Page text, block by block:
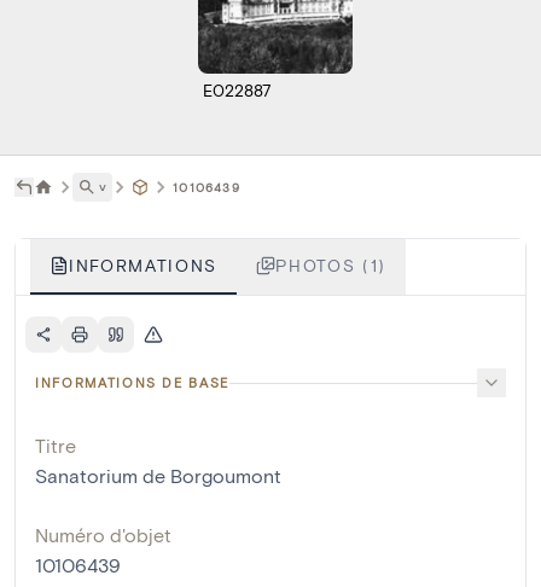
E022887
˅ 10106439
INFORMATIONS PHOTOS (1)
INFORMATIONS DE BASE
Titre
Sanatorium de Borgoumont
Numéro d'objet
10106439